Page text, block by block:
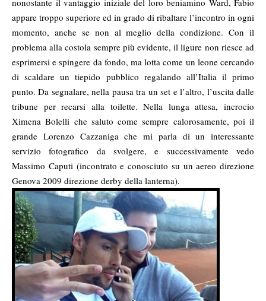
nonostante il vantaggio iniziale del loro beniamino Ward, Fabio
appare troppo superiore ed in grado di ribaltare l’incontro in ogni
momento, anche se non al meglio della condizione. Con il
problema alla costola sempre più evidente, il ligure non riesce ad
esprimersi e spingere da fondo, ma lotta come un leone cercando
di scaldare un tiepido pubblico regalando all’Italia il primo
punto. Da segnalare, nella pausa tra un set e l’altro, l’uscita dalle
tribune per recarsi alla toilette. Nella lunga attesa, incrocio
Ximena Bolelli che saluto come sempre calorosamente, poi il
grande Lorenzo Cazzaniga che mi parla di un interessante
servizio fotografico da svolgere, e successivamente vedo
Massimo Caputi (incontrato e conosciuto su un aereo direzione
Genova 2009 direzione derby della lanterna).